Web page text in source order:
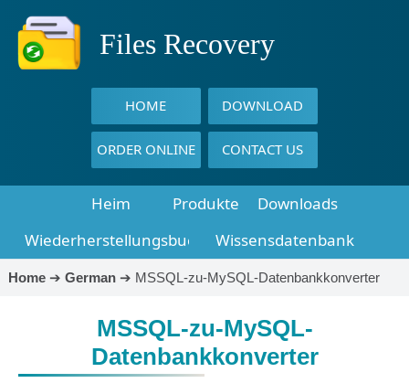
Files Recovery
HOME DOWNLOAD
ORDER ONLINE CONTACT US
Heim Produkte
Downloads
Wiederherstellungsbuch
Wissensdatenbank
Home➔ German➔ MSSQL-zu-MySQL-Datenbankkonverter
MSSQL-zu-MySQL-
Datenbankkonverter